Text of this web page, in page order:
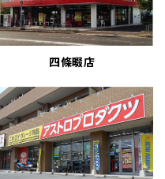
四條畷店